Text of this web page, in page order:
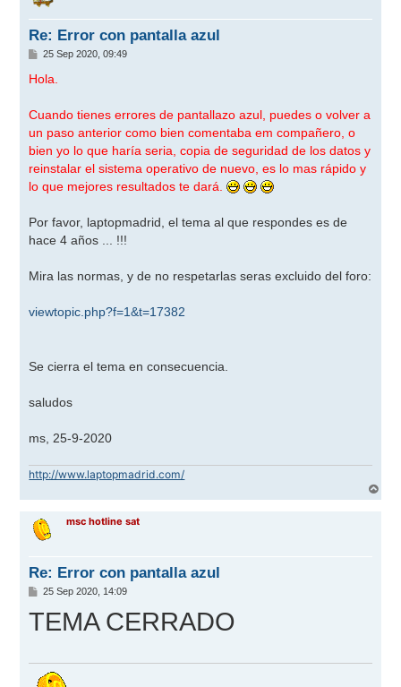
Re: Error con pantalla azul
M
n
j
e
25 Sep 2020, 09:49
Hola.
Cuando tienes errores de pantallazo azul, puedes o volver a
un paso anterior como bien comentaba em compañero, o
bien yo lo que haría seria, copia de seguridad de los datos y
reinstalar el sistema operativo de nuevo, es lo mas rápido y
lo que mejores resultados te dará.
Por favor, laptopmadrid, el tema al que respondes es de
hace 4 años ... !!!
Mira las normas, y de no respetarlas seras excluido del foro:
viewtopic.php?f=1&t=17382
Se cierra el tema en consecuencia.
saludos
ms, 25-9-2020
http://www.laptopmadrid.com/
r
msc hotline sat
Re: Error con pantalla azul
M
n
25 Sep 2020, 14:09
TEMA CERRADO